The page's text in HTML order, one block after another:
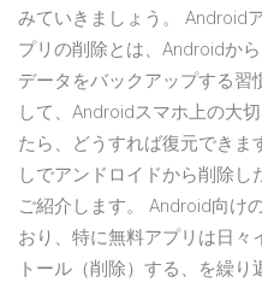
みていきましょう。 Android
プリの削除とは、Androidか
データをバックアップする習
して、Androidスマホ上の大
たら、どうすれば復元できま
しでアンドロイドから削除
ご紹介します。 Android向け
おり、特に無料アプリは日々
トール（削除）する、を繰り